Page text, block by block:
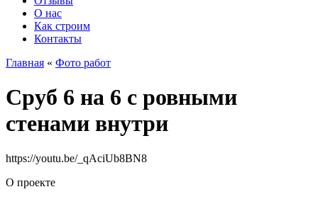
О нас
Как строим
Контакты
Главная « Фото работ
Сруб 6 на 6 с ровными
стенами внутри
https://youtu.be/_qAciUb8BN8
О проекте